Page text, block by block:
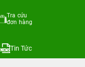
Tra cứu
đơn hàng
Tin Tức